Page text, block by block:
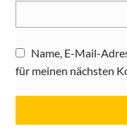
Name, E-Mail-
für meinen nächsten